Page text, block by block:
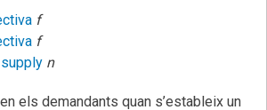
f
f
n
els demandants quan s’estableix un